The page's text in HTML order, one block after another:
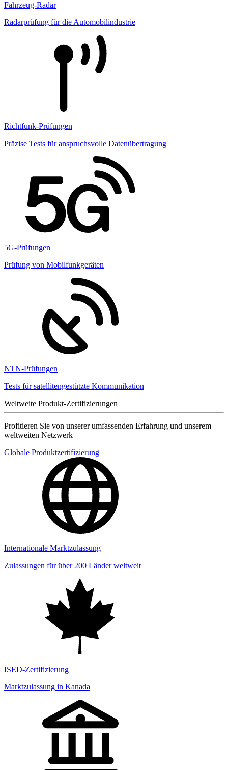
Fahrzeug-Radar
Radarprüfung für die Automobilindustrie
Richtfunk-Prüfungen
Präzise Tests für anspruchsvolle Datenübertragung
5G-Prüfungen
Prüfung von Mobilfunkgeräten
NTN-Prüfungen
Tests für satellitengestützte Kommunikation
Weltweite Produkt-Zertifizierungen
Profitieren Sie von unserer umfassenden Erfahrung und unserem
weltweiten Netzwerk
Globale Produktzertifizierung
Internationale Marktzulassung
Zulassungen für über 200 Länder weltweit
ISED-Zertifizierung
Marktzulassung in Kanada